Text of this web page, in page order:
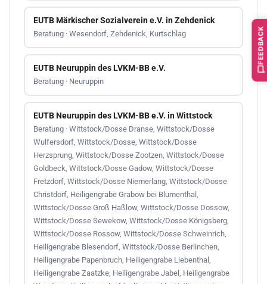
EUTB Märkischer Sozialverein e.V. in Zehdenick
Beratung · Wesendorf, Zehdenick, Kurtschlag
EUTB Neuruppin des LVKM-BB e.V.
Beratung · Neuruppin
EUTB Neuruppin des LVKM-BB e.V. in Wittstock
Beratung · Wittstock/Dosse Dranse, Wittstock/Dosse
Wulfersdorf, Wittstock/Dosse, Wittstock/Dosse
Herzsprung, Wittstock/Dosse Zootzen, Wittstock/Dosse
Goldbeck, Wittstock/Dosse Gadow, Wittstock/Dosse
Fretzdorf, Wittstock/Dosse Niemerlang, Wittstock/Dosse
Christdorf, Heiligengrabe Grabow bei Blumenthal,
Wittstock/Dosse Groß Haßlow, Wittstock/Dosse Dossow,
Wittstock/Dosse Sewekow, Wittstock/Dosse Königsberg,
Wittstock/Dosse Rossow, Wittstock/Dosse Schweinrich,
Heiligengrabe Blesendorf, Wittstock/Dosse Berlinchen,
Heiligengrabe Papenbruch, Heiligengrabe Liebenthal,
Heiligengrabe Zaatzke, Heiligengrabe Jabel, Heiligengrabe
FEEDBACK